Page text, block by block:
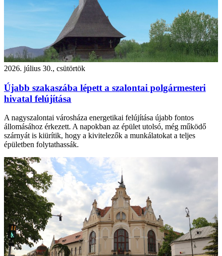
2026. július 30., csütörtök
Újabb szakaszába lépett a szalontai polgármesteri
hivatal felújítása
A nagyszalontai városháza energetikai felújítása újabb fontos
állomásához érkezett. A napokban az épület utolsó, még működő
szárnyát is kiürítik, hogy a kivitelezők a munkálatokat a teljes
épületben folytathassák.